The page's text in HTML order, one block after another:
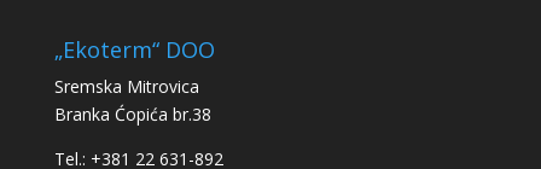
„Ekoterm“ DOO
Sremska Mitrovica
Branka Ćopića br.38
Tel.: +381 22 631-892